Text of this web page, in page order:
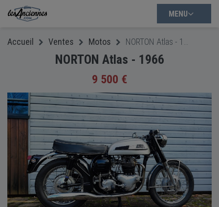
MENU
Accueil Ventes Motos
NORTON Atlas - 1966
9 500 €